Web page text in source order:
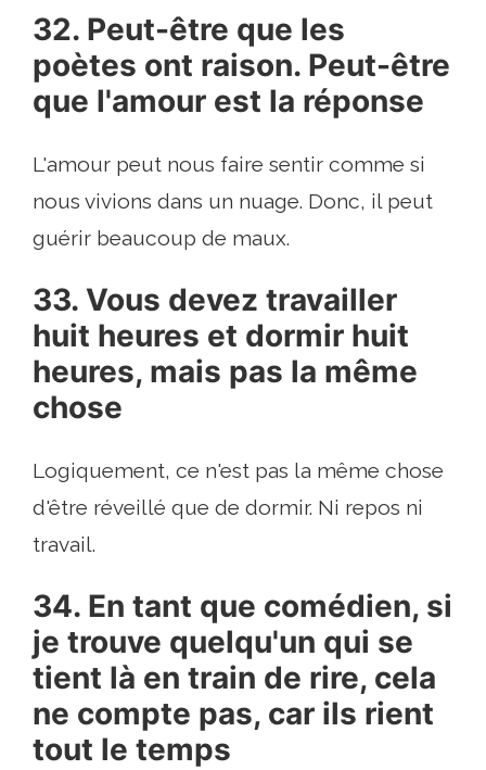
32. Peut-être que les
poètes ont raison. Peut-être
que l'amour est la réponse
L'amour peut nous faire sentir comme si
nous vivions dans un nuage. Donc, il peut
guérir beaucoup de maux.
33. Vous devez travailler
huit heures et dormir huit
heures, mais pas la même
chose
Logiquement, ce n'est pas la même chose
d'être réveillé que de dormir. Ni repos ni
travail.
34. En tant que comédien, si
je trouve quelqu'un qui se
tient là en train de rire, cela
ne compte pas, car ils rient
tout le temps